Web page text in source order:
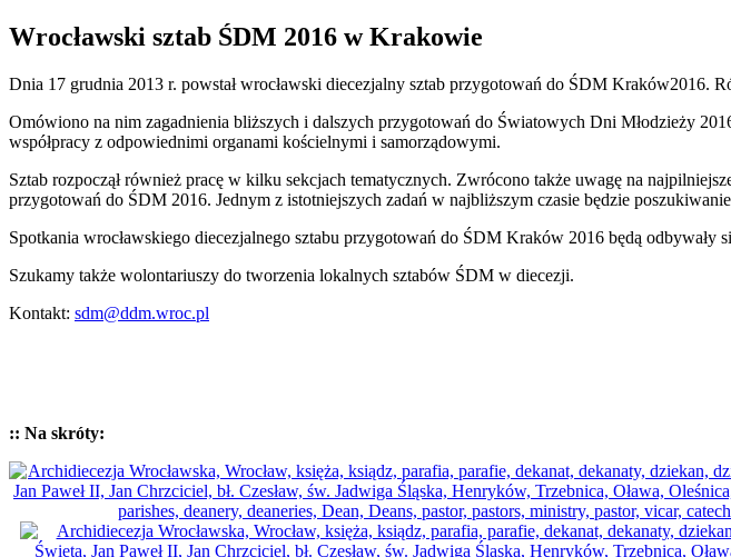
Wrocławski sztab ŚDM 2016 w Krakowie
Dnia 17 grudnia 2013 r. powstał wrocławski diecezjalny sztab przygotowań do ŚDM Kraków2016.
Omówiono na nim zagadnienia bliższych i dalszych przygotowań do Światowych Dni Młodzieży
współpracy z odpowiednimi organami kościelnymi i samorządowymi.
Sztab rozpoczął również pracę w kilku sekcjach tematycznych. Zwrócono także uwagę na
przygotowań do ŚDM 2016. Jednym z istotniejszych zadań w najbliższym czasie będzie
Spotkania wrocławskiego diecezjalnego sztabu przygotowań do ŚDM Kraków 2016 będą odbywały
Szukamy także wolontariuszy do tworzenia lokalnych sztabów ŚDM w diecezji.
Kontakt: sdm@ddm.wroc.pl
:: Na skróty: